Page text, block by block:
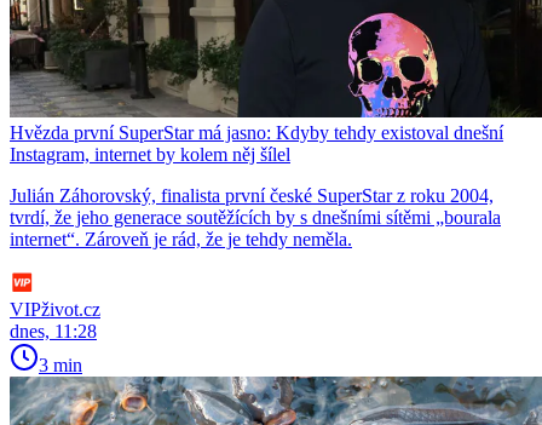
Hvězda první SuperStar má jasno: Kdyby tehdy existoval dnešní
Instagram, internet by kolem něj šílel
Julián Záhorovský, finalista první české SuperStar z roku 2004,
tvrdí, že jeho generace soutěžících by s dnešními sítěmi „bourala
internet“. Zároveň je rád, že je tehdy neměla.
VIPživot.cz
dnes, 11:28
3 min